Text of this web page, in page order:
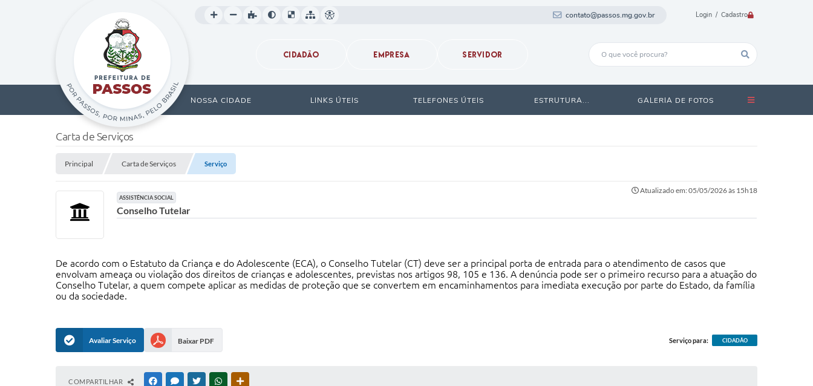
Login / Cadastro
contato@passos.mg.gov.br
CIDADÃO EMPRESA SERVIDOR
NOSSA CIDADE LINKS ÚTEIS TELEFONES ÚTEIS ESTRUTURA... GALERIA DE FOTOS
Carta de Serviços
Principal Carta de Serviços Serviço
Atualizado em: 05/05/2026 às 15h18
ASSISTÊNCIA SOCIAL
Conselho Tutelar
De acordo com o Estatuto da Criança e do Adolescente (ECA), o Conselho Tutelar (CT) deve ser a principal porta de entrada para o atendimento de casos que
envolvam ameaça ou violação dos direitos de crianças e adolescentes, previstas nos artigos 98, 105 e 136. A denúncia pode ser o primeiro recurso para a atuação do
Conselho Tutelar, a quem compete aplicar as medidas de proteção que se convertem em encaminhamentos para imediata execução por parte do Estado, da família
ou da sociedade.
Avaliar Serviço Baixar PDF Serviço para: CIDADÃO
COMPARTILHAR FACEBOOKMESSENGER
TWITTERWHATSAPP